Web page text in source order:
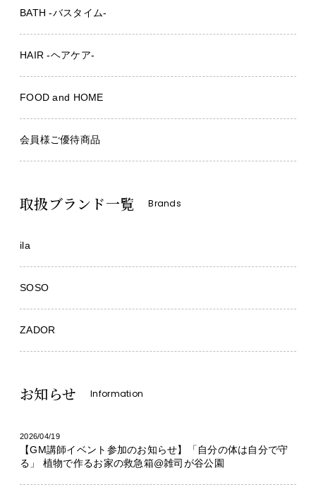
BATH -バスタイム-
HAIR -ヘアケア-
FOOD and HOME
会員様ご優待商品
取扱ブランド一覧 Brands
ila
SOSO
ZADOR
お知らせ Information
2026/04/19
【GM講師イベント参加のお知らせ】「自分の体は自分で守
る」 植物で作るお家の救急箱@雑司が谷公園